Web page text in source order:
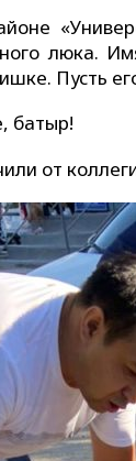
люка.
Пусть
батыр!
от